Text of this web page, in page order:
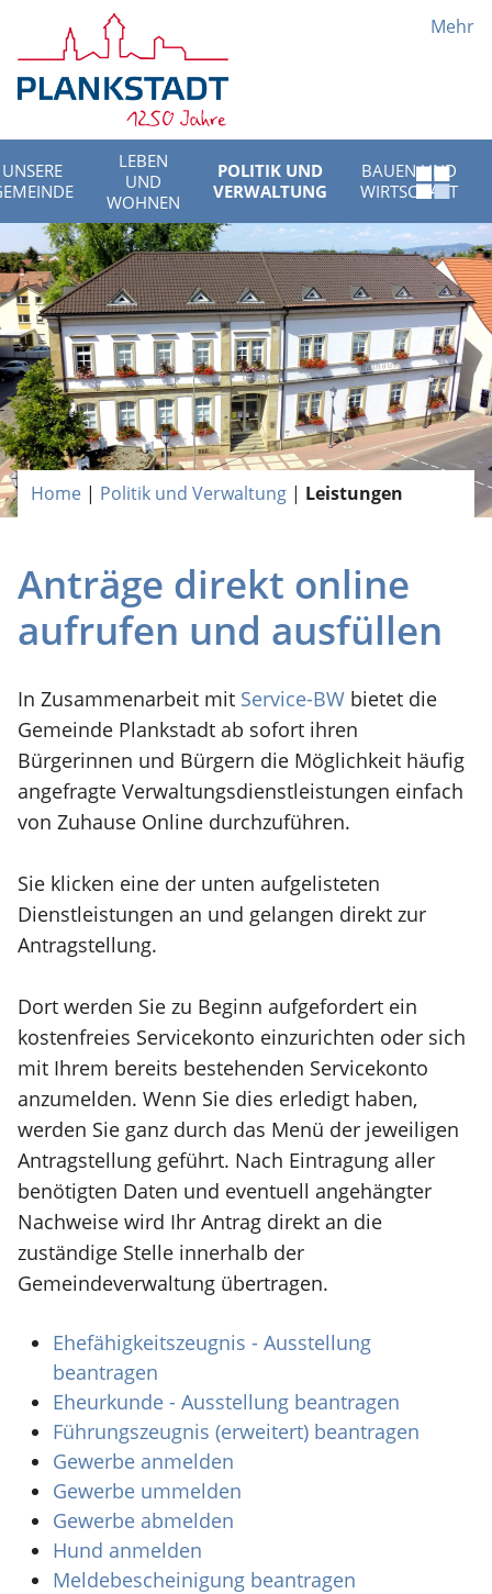
Mehr
UNSERE
LEBEN
UND
WOHNEN
POLITIK UND
VERWALTUNG
BAUEN UND
WIRTSCHAFT
Menü
öffnen
Home | Politik und Verwaltung | Leistungen
Anträge direkt online
aufrufen und ausfüllen
In Zusammenarbeit mit Service-BW bietet die
Gemeinde Plankstadt ab sofort ihren
Bürgerinnen und Bürgern die Möglichkeit häufig
angefragte Verwaltungsdienstleistungen einfach
von Zuhause Online durchzuführen.
Sie klicken eine der unten aufgelisteten
Dienstleistungen an und gelangen direkt zur
Antragstellung.
Dort werden Sie zu Beginn aufgefordert ein
kostenfreies Servicekonto einzurichten oder sich
mit Ihrem bereits bestehenden Servicekonto
anzumelden. Wenn Sie dies erledigt haben,
werden Sie ganz durch das Menü der jeweiligen
Antragstellung geführt. Nach Eintragung aller
benötigten Daten und eventuell angehängter
Nachweise wird Ihr Antrag direkt an die
zuständige Stelle innerhalb der
Gemeindeverwaltung übertragen.
Ehefähigkeitszeugnis - Ausstellung
beantragen
Eheurkunde - Ausstellung beantragen
Führungszeugnis (erweitert) beantragen
Gewerbe anmelden
Gewerbe ummelden
Gewerbe abmelden
Hund anmelden
Meldebescheinigung beantragen